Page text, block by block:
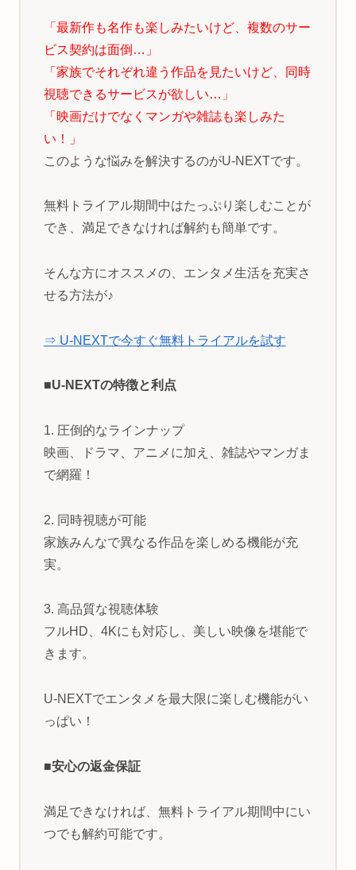
「最新作も名作も楽しみたいけど、複数のサー
ビス契約は面倒…」
「家族でそれぞれ違う作品を見たいけど、同時
視聴できるサービスが欲しい…」
「映画だけでなくマンガや雑誌も楽しみた
い！」
このような悩みを解決するのがU-NEXTです。
無料トライアル期間中はたっぷり楽しむことが
でき、満足できなければ解約も簡単です。
そんな方にオススメの、エンタメ生活を充実さ
せる方法が♪
⇒ U-NEXTで今すぐ無料トライアルを試す
■U-NEXTの特徴と利点
1. 圧倒的なラインナップ
映画、ドラマ、アニメに加え、雑誌やマンガま
で網羅！
2. 同時視聴が可能
家族みんなで異なる作品を楽しめる機能が充
実。
3. 高品質な視聴体験
フルHD、4Kにも対応し、美しい映像を堪能で
きます。
U-NEXTでエンタメを最大限に楽しむ機能がい
っぱい！
■安心の返金保証
満足できなければ、無料トライアル期間中にい
つでも解約可能です。